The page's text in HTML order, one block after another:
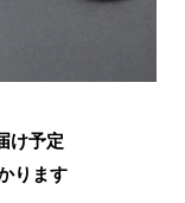
け予定
ります